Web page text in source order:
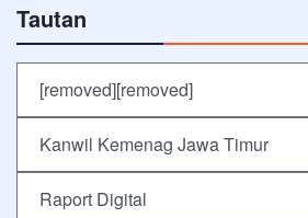
Tautan
[removed][removed]
Kanwil Kemenag Jawa Timur
Raport Digital